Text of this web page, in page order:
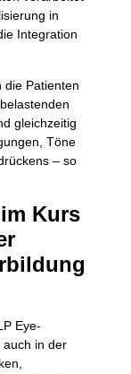
in
Integration
die Patienten
gleichzeitig
Töne
– so
Kurs
Eye-
in der